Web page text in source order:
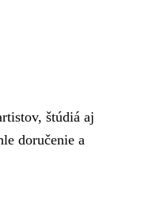
štúdiá aj
doručenie a